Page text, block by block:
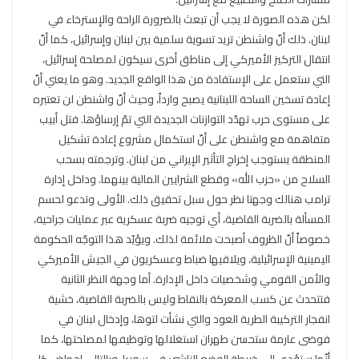
لكن هذه الصورة لا يجب أن تبعث بالضرورة الراحة والإسترخاء في
لبنان. ذلك أنّ واشنطن تريد تسوية سلمية بين لبنان وإسرائيل، كما أنّ
انتقال التركيز الأميركي إلى مناطق أخرى سيكون لمصلحة إسرائيل،
التي ستعمل على الإستفادة من هذا الواقع الجديد. وهو ما يعني أنّ
إعادة تسخين الساحة اللبنانية يصبح وارداً، وحيث أنّ واشنطن لن تعتبره
على مستوى حرب تهدّد التوازنات الجديدة التي تمّ إرساؤها. فتل أبيب
متفاهمة مع واشنطن على أنّ استكمال مشروع إعادة تشكيل
المنطقة يستوجب إخراج التأثير الإيراني من لبنان. وترجمته بسحب
السلاح من «حزب الله» وقطع الشرايين المالية بينهما. وداخل إدارة
ترامب هنالك وجهتا نظر حول سبل تحقيق ذلك. الأولى وتدعو لحسم
المسألة بالضربة القاضية، أي توجيه ضربة عسكرية عبر عمليات جراحية،
خصوصاً أنّ الظروف أصبحت ملائمة لذلك. ويؤيّد هذا التوجّه الحكومة
اليمينية الإسرائيلية، ويلاقيها ضباط وعسكريون في الجيش الأميركي
والأمن القومي وشخصيات داخل الإدارة. أما وجهة النظر الثانية
فتتحدث عن كسب المعركة بالنقاط وليس بالضربة القاضية، خشية
انفجار التركيبة الطرية العود والتي نشأت لتوها، وإدخال لبنان في
فوضى عارمة ستحسن طهران استغلالها وتوظيفها لمصلحتها، كما